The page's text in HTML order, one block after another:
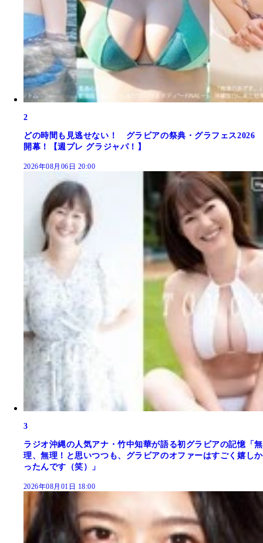
2
どの時間も見逃せない！ グラビアの祭典・グラフェス2026
開幕！【週プレ グラジャパ！】
2026年08月06日 20:00
3
ラジオ沖縄の人気アナ・竹中知華が語る初グラビアの記憶「無
理、無理！と思いつつも、グラビアのオファーはすごく嬉しか
ったんです（笑）」
2026年08月01日 18:00